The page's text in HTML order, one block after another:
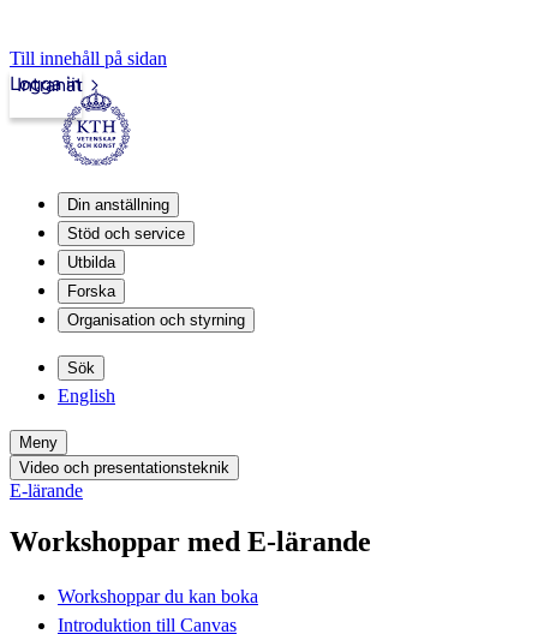
Till innehåll på sidan
Intranät
Logga in
Din anställning
Stöd och service
Utbilda
Forska
Organisation och styrning
Sök
English
Meny
Video och presentationsteknik
E-lärande
Workshoppar med E-lärande
Workshoppar du kan boka
Introduktion till Canvas